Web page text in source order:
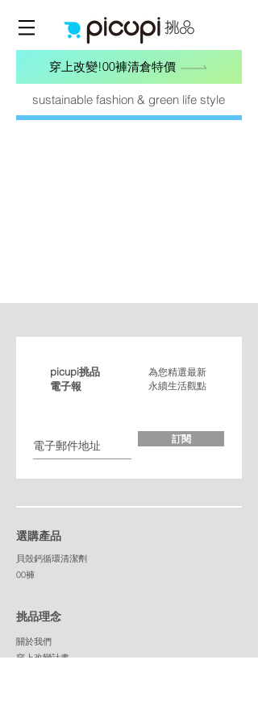
穿上改變!00褲清倉特價
sustainable fashion & green life style
picupi挑品
電子報
為您精選最新
永續生活觀點
訂閱
​選購產品
貝殼鈣循環清潔劑
00褲
​挑品理念
關於我們
穿上改變計畫